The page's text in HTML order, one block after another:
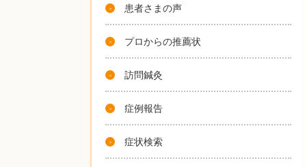
患者さまの声
プロからの推薦状
訪問鍼灸
症例報告
症状検索